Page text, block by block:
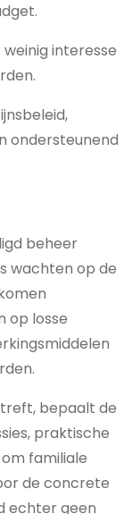
interesse
ondersteunend
beheer
wachten op de
op losse
bepaalt de
praktische
familiale
de concrete
echter geen